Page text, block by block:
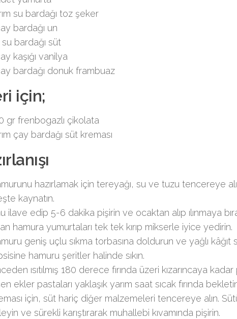
su bardağı toz şeker
bardağı un
su bardağı süt
kaşığı vanilya
bardağı donuk frambuaz
için;
gr frenbogazlı çikolata
çay bardağı süt kreması
hazırlamak için tereyağı, su ve tuzu tencereye
kaynatın.
ilave edip 5-6 dakika pişirin ve ocaktan alıp ılınmaya
hamura yumurtaları tek tek kırıp mikserle iyice yedirin.
geniş uçlu sıkma torbasına doldurun ve yağlı kâğıt
hamuru şeritler halinde sıkın.
ısıtılmış 180 derece fırında üzeri kızarıncaya kadar
ekler pastaları yaklaşık yarım saat sıcak fırında
için, süt hariç diğer malzemeleri tencereye alın.
ve sürekli karıştırarak muhallebi kıvamında pişirin.